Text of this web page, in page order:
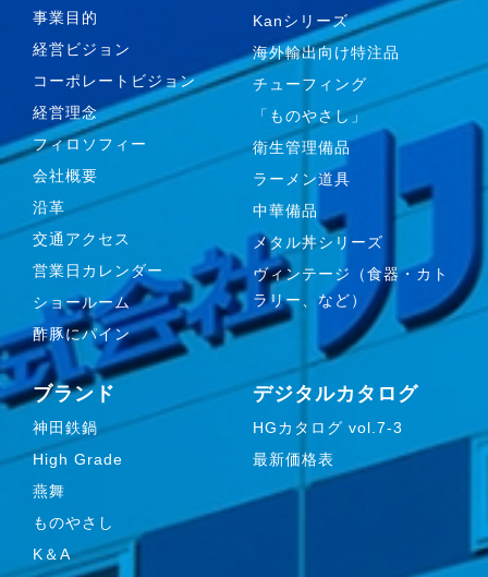
事業目的
経営ビジョン
コーポレートビジョン
経営理念
フィロソフィー
会社概要
沿革
交通アクセス
営業日カレンダー
ショールーム
酢豚にパイン
Kanシリーズ
海外輸出向け特注品
チューフィング
「ものやさし」
衛生管理備品
ラーメン道具
中華備品
メタル丼シリーズ
ヴィンテージ（食器・カト
ラリー、など）
ブランド
神田鉄鍋
High Grade
燕舞
ものやさし
K＆A
デジタルカタログ
HGカタログ vol.7-3
最新価格表